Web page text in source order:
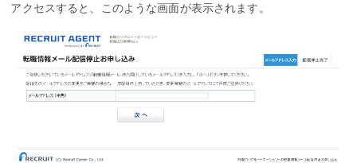
アクセスすると、このような画面が表示されます。